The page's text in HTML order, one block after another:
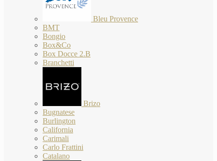
Bleu Provence
BMT
Bongio
Box&Co
Box Docce 2.B
Branchetti
Brizo
Bugnatese
Burlington
California
Carimali
Carlo Frattini
Catalano